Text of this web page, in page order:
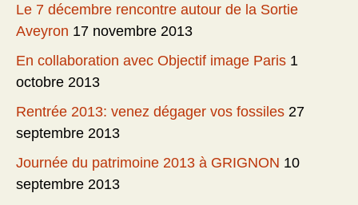
Le 7 décembre rencontre autour de la Sortie
Aveyron 17 novembre 2013
En collaboration avec Objectif image Paris 1
octobre 2013
Rentrée 2013: venez dégager vos fossiles 27
septembre 2013
Journée du patrimoine 2013 à GRIGNON 10
septembre 2013